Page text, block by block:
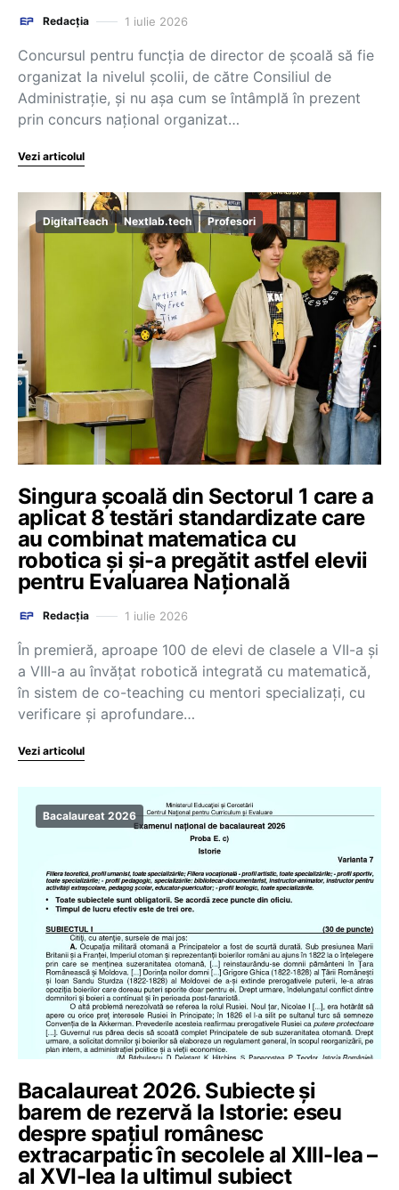
Redacția 1 iulie 2026
Concursul pentru funcția de director de școală să fie
organizat la nivelul școlii, de către Consiliul de
Administrație, și nu așa cum se întâmplă în prezent
prin concurs național organizat…
Vezi articolul
DigitalTeach Nextlab.tech Profesori
Singura școală din Sectorul 1 care a
aplicat 8 testări standardizate care
au combinat matematica cu
robotica și și-a pregătit astfel elevii
pentru Evaluarea Națională
Redacția 1 iulie 2026
În premieră, aproape 100 de elevi de clasele a VII-a și
a VIII-a au învățat robotică integrată cu matematică,
în sistem de co-teaching cu mentori specializați, cu
verificare și aprofundare…
Vezi articolul
Bacalaureat 2026
Bacalaureat 2026. Subiecte și
barem de rezervă la Istorie: eseu
despre spațiul românesc
extracarpatic în secolele al XIII-lea –
al XVI-lea la ultimul subiect